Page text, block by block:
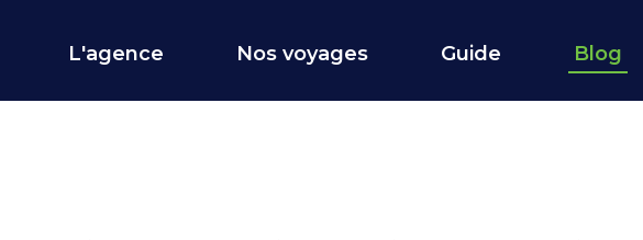
L'agence Nos voyages Guide Blog